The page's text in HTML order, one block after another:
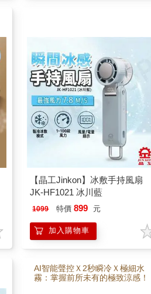
【晶工Jinkon】冰敷手持風扇
JK-HF1021 冰川藍
1099 特價 899 元
加入購物車
AI智能聲控Ｘ2秒瞬冷Ｘ極細水
霧：掌握前所未有的極致涼感！